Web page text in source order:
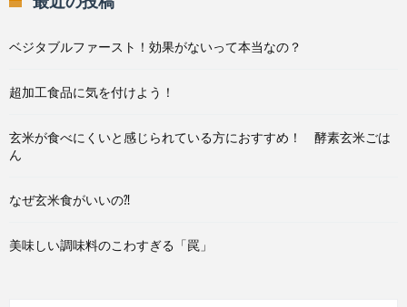
ベジタブルファースト！効果がないって本当なの？
超加工食品に気を付けよう！
玄米が食べにくいと感じられている方におすすめ！ 酵素玄米ごは
ん
なぜ玄米食がいいの⁈
美味しい調味料のこわすぎる「罠」